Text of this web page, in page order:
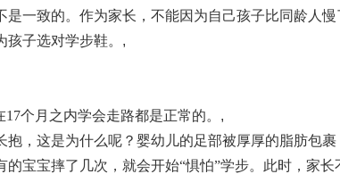
一致的。作为家长，不能因为自己孩子比同龄人慢
子选对学步鞋。 ,
个月之内学会走路都是正常的。 ,
，这是为什么呢？婴幼儿的足部被厚厚的脂肪包裹
宝宝摔了几次，就会开始“惧怕”学步。此时，家长